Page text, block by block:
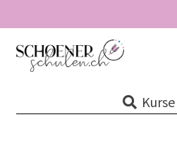
Zur
Navigation
Zum
Inhalt